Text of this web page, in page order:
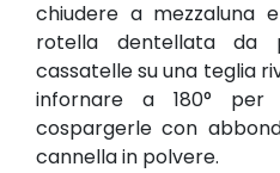
chiudere a mezzaluna
rotella dentellata da
cassatelle su una teglia
infornare a 180° per
cospargerle con
cannella in polvere.